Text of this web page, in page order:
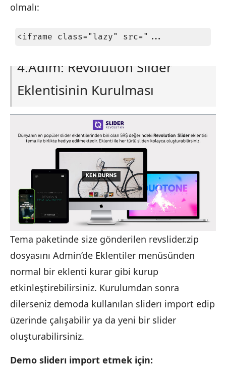
olmalı:
<iframe class="lazy" src="...
4.Adım: Revolution Slider
Eklentisinin Kurulması
Tema paketinde size gönderilen revslider.zip
dosyasını Admin’de Eklentiler menüsünden
normal bir eklenti kurar gibi kurup
etkinleştirebilirsiniz. Kurulumdan sonra
dilerseniz demoda kullanılan sliderı import edip
üzerinde çalışabilir ya da yeni bir slider
oluşturabilirsiniz.
Demo sliderı import etmek için: